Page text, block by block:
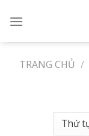
TRANG CHỦ /